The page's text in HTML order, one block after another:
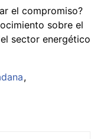
el compromiso?
sobre el
sector energético